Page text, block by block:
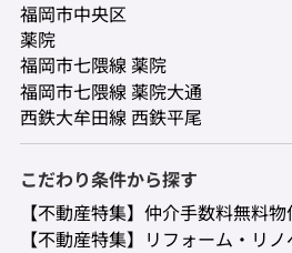
福岡市中央区
薬院
福岡市七隈線 薬院
福岡市七隈線 薬院大通
西鉄大牟田線 西鉄平尾
こだわり条件から探す
【不動産特集】仲介手数料無料物
【不動産特集】リフォーム・リ